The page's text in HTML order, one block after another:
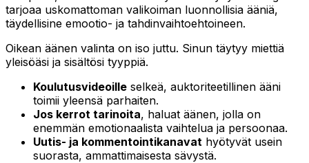
tarjoaa uskomattoman valikoiman luonnollisia ääniä,
täydellisine emootio- ja tahdinvaihtoehtoineen.
Oikean äänen valinta on iso juttu. Sinun täytyy miettiä
yleisöäsi ja sisältösi tyyppiä.
Koulutusvideoille selkeä, auktoriteetillinen ääni
toimii yleensä parhaiten.
Jos kerrot tarinoita, haluat äänen, jolla on
enemmän emotionaalista vaihtelua ja persoonaa.
Uutis- ja kommentointikanavat hyötyvät usein
suorasta, ammattimaisesta sävystä.